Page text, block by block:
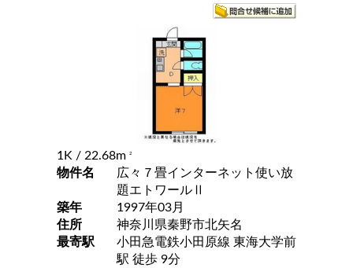
1K / 22.68m 2
物件名
広々７畳インターネット使い放
題エトワールⅡ
築年
1997年03月
住所
神奈川県秦野市北矢名
最寄駅
小田急電鉄小田原線 東海大学前
駅 徒歩 9分